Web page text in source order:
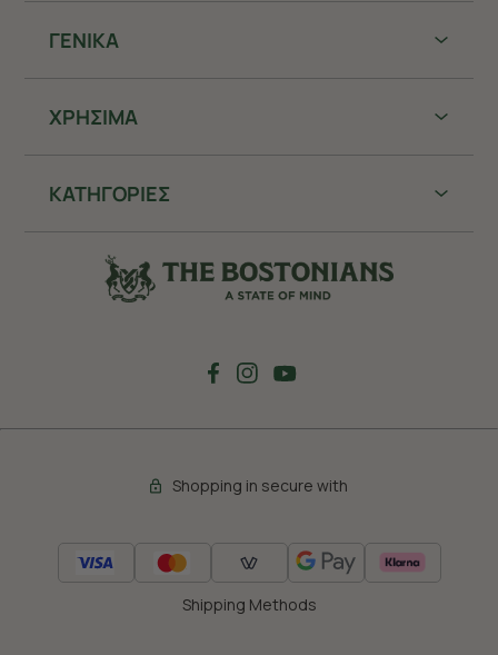
ΓΕΝΙΚΑ
ΧΡHΣΙΜΑ
ΚΑΤΗΓΟΡΙΕΣ
Shopping in secure with
Shipping Methods